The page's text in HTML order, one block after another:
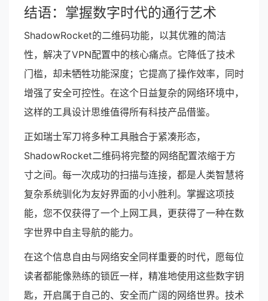
结语：掌握数字时代的通行艺术
ShadowRocket的二维码功能，以其优雅的简洁
性，解决了VPN配置中的核心痛点。它降低了技术
门槛，却未牺牲功能深度；它提高了操作效率，同时
增强了安全可控性。在这个日益复杂的网络环境中，
这样的工具设计思维值得所有科技产品借鉴。
正如瑞士军刀将多种工具融合于紧凑形态，
ShadowRocket二维码将完整的网络配置浓缩于方
寸之间。每一次成功的扫描与连接，都是人类智慧将
复杂系统驯化为友好界面的小小胜利。掌握这项技
能，您不仅获得了一个上网工具，更获得了一种在数
字世界中自主导航的能力。
在这个信息自由与网络安全同样重要的时代，愿每位
读者都能像熟练的锁匠一样，精准地使用这些数字钥
匙，开启属于自己的、安全而广阔的网络世界。技术